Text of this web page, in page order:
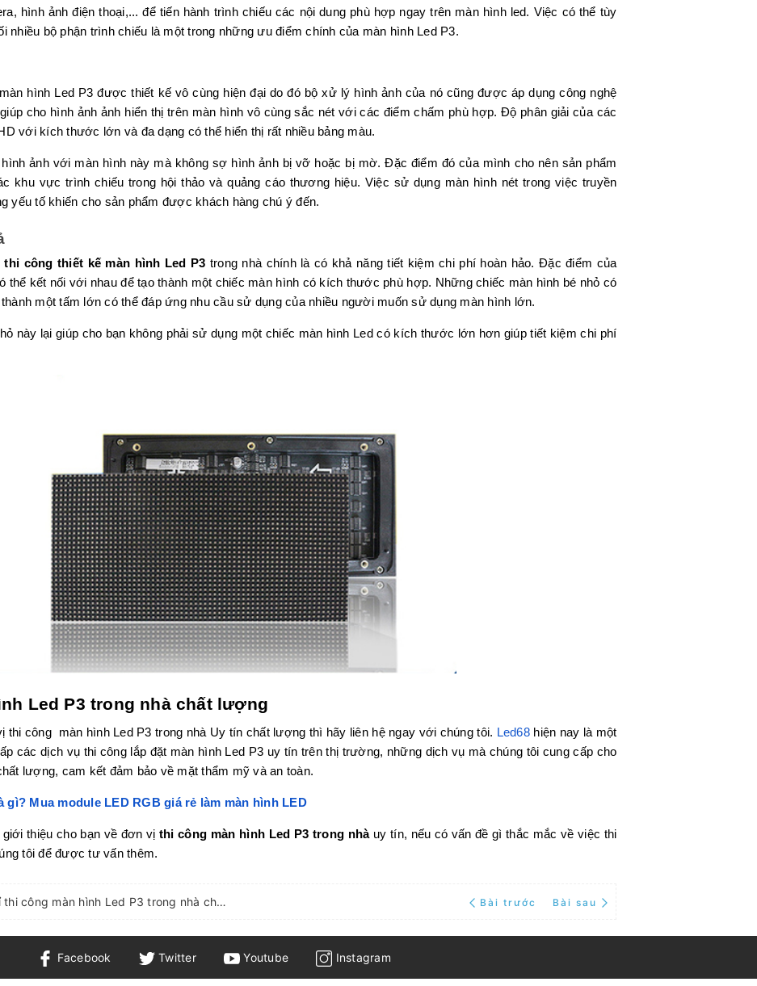
hình ảnh điện thoại,... để tiến hành trình chiếu các nội dung phù hợp ngay trên màn hình led. Việc có thể tùy
nhiều bộ phận trình chiếu là một trong những ưu điểm chính của màn hình Led P3.
hình Led P3 được thiết kế vô cùng hiện đại do đó bộ xử lý hình ảnh của nó cũng được áp dụng công nghệ
cho hình ảnh ảnh hiển thị trên màn hình vô cùng sắc nét với các điểm chấm phù hợp. Độ phân giải của các
với kích thước lớn và đa dạng có thể hiển thị rất nhiều bảng màu.
ảnh với màn hình này mà không sợ hình ảnh bị vỡ hoặc bị mờ. Đặc điểm đó của mình cho nên sản phẩm
khu vực trình chiếu trong hội thảo và quảng cáo thương hiệu. Việc sử dụng màn hình nét trong việc truyền
yếu tố khiến cho sản phẩm được khách hàng chú ý đến.
thi công thiết kế màn hình Led P3 trong nhà chính là có khả năng tiết kiệm chi phí hoàn hảo. Đặc điểm của
thể kết nối với nhau để tạo thành một chiếc màn hình có kích thước phù hợp. Những chiếc màn hình bé nhỏ có
một tấm lớn có thể đáp ứng nhu cầu sử dụng của nhiều người muốn sử dụng màn hình lớn.
này lại giúp cho bạn không phải sử dụng một chiếc màn hình Led có kích thước lớn hơn giúp tiết kiệm chi phí
Led P3 trong nhà chất lượng
thi công màn hình Led P3 trong nhà Uy tín chất lượng thì hãy liên hệ ngay với chúng tôi. Led68hiện nay là một
các dịch vụ thi công lắp đặt màn hình Led P3 uy tín trên thị trường, những dịch vụ mà chúng tôi cung cấp cho
lượng, cam kết đảm bảo về mặt thẩm mỹ và an toàn.
gì? Mua module LED RGB giá rẻ làm màn hình LED
thiệu cho bạn về đơn vị thi công màn hình Led P3 trong nhàuy tín, nếu có vấn đề gì thắc mắc về việc thi
tôi để được tư vấn thêm.
Mách bạn địa chỉ thi công màn hình Led P3 trong nhà chất lượng uy tín Bài trước Bài sau
Facebook Twitter Youtube Instagram